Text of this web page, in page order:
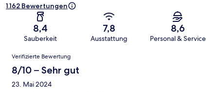
1.162 Bewertungen
8,4
Sauberkeit
7,8
Ausstattung
8,6
Personal & Service
Bewertungen
Verifizierte Bewertung
8/10 – Sehr gut
23. Mai 2024